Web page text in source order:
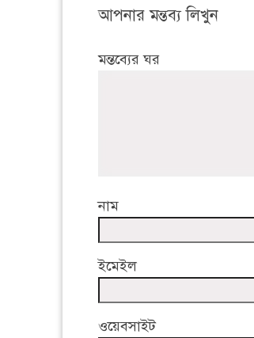
আপনার মন্তব্য লিখুন
মন্তব্যের ঘর
নাম
ইমেইল
ওয়েবসাইট